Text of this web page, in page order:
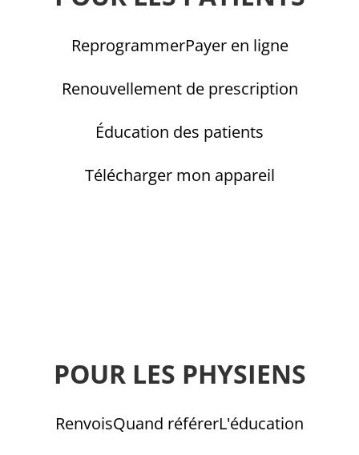
ReprogrammerPayer en ligne
Renouvellement de prescription
Éducation des patients
Télécharger mon appareil
POUR LES PHYSIENS
RenvoisQuand référerL'éducation